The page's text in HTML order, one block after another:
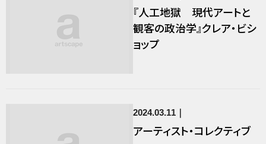
『人工地獄 現代アートと
観客の政治学』クレア・ビシ
ョップ
2024.03.11
アーティスト・コレクティブ